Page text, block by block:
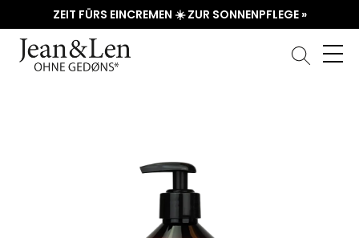
ZEIT FÜRS EINCREMEN ☀️ ZUR SONNENPFLEGE »